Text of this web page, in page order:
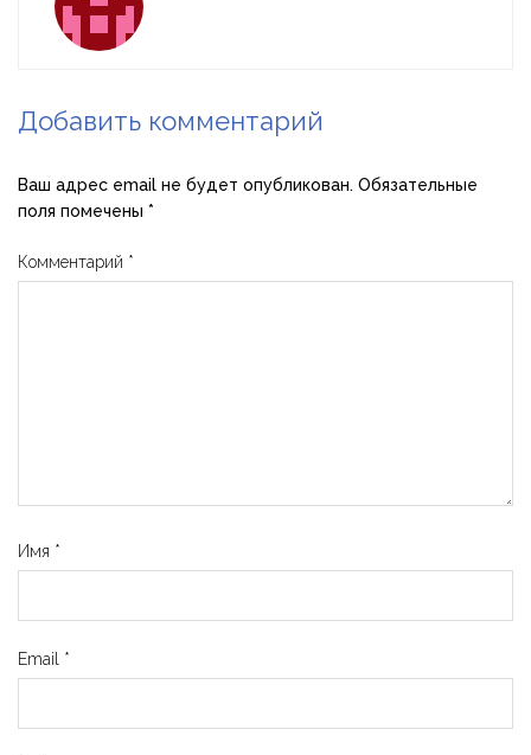
Добавить комментарий
Ваш адрес email не будет опубликован. Обязательные
поля помечены *
Комментарий *
Имя *
Email *